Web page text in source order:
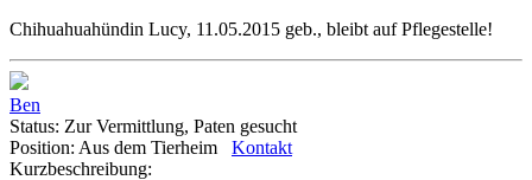
Chihuahuahündin Lucy, 11.05.2015 geb., bleibt auf Pflegestelle!
Ben
Status: Zur Vermittlung, Paten gesucht
Position: Aus dem Tierheim
Kontakt
Kurzbeschreibung: